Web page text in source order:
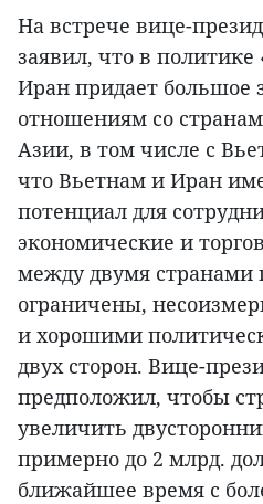
На встрече вице-
заявил, что в политике
Иран придает большое
отношениям со
Азии, в том числе с
что Вьетнам и Иран
потенциал для
экономические и
между двумя
ограничены,
и хорошими
двух сторон. Вице-
предположил, чтобы
увеличить
примерно до 2 млрд.
ближайшее время с